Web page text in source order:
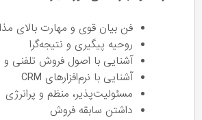
فن بیان قوی و مهارت بالای
روحیه پیگیری و نتیجه‌گرا
آشنایی با اصول فروش تلفنی
آشنایی با نرم‌افزارهای CRM
مسئولیت‌پذیر، منظم و پرانرژی
داشتن سابقه فروش